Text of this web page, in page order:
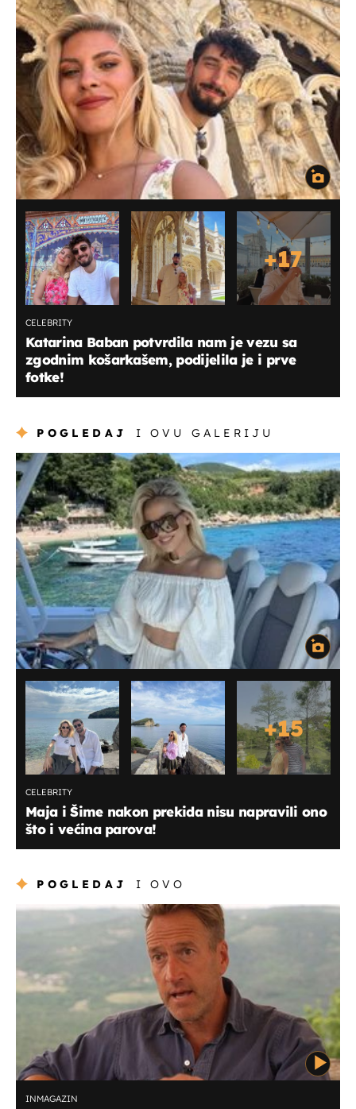
+17
CELEBRITY
Katarina Baban potvrdila nam je vezu sa
zgodnim košarkašem, podijelila je i prve
fotke!
POGLEDAJ I OVU GALERIJU
+15
CELEBRITY
Maja i Šime nakon prekida nisu napravili ono
što i većina parova!
POGLEDAJ I OVO
INMAGAZIN